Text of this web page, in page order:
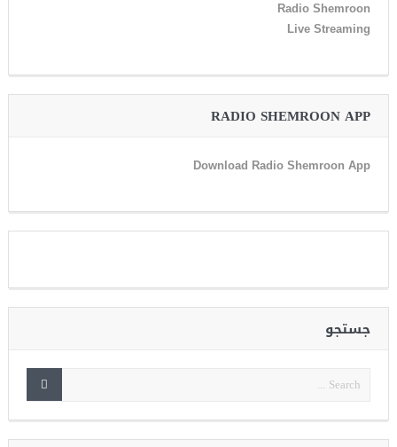
Radio Shemroon
Live Streaming
RADIO SHEMROON APP
Download Radio Shemroon App
جستجو